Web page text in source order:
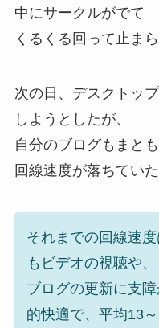
中にサークルがでて
くるくる回って止まら
次の日、デスクトッ
しようとしたが、
自分のブログもまと
回線速度が落ちていた
それまでの回線速
もビデオの視聴や、
ブログの更新に支
的快適で、平均13